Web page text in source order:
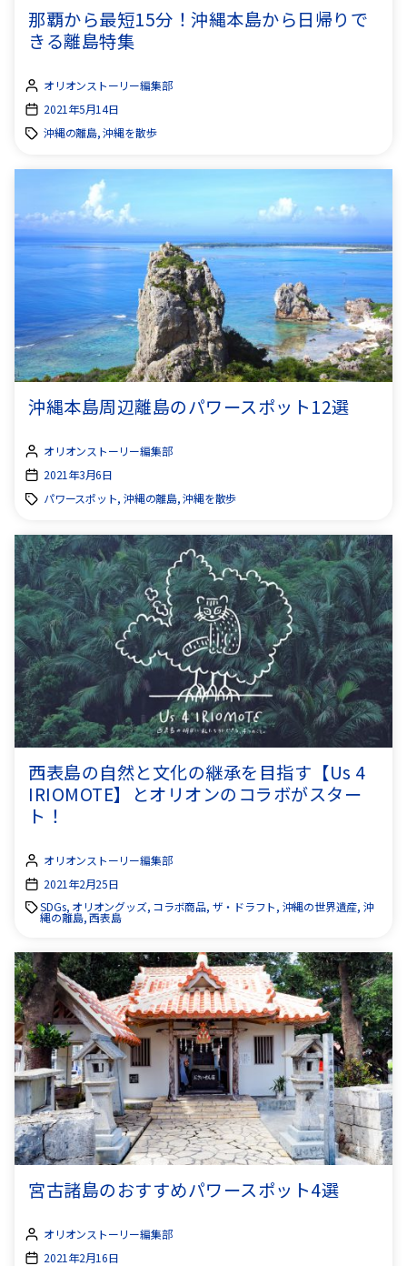
那覇から最短15分！沖縄本島から日帰りで
きる離島特集
オリオンストーリー編集部
2021年5月14日
沖縄の離島, 沖縄を散歩
沖縄本島周辺離島のパワースポット12選
オリオンストーリー編集部
2021年3月6日
パワースポット, 沖縄の離島, 沖縄を散歩
西表島の自然と文化の継承を目指す【Us 4
IRIOMOTE】とオリオンのコラボがスター
ト！
オリオンストーリー編集部
2021年2月25日
SDGs, オリオングッズ, コラボ商品, ザ・ドラフト, 沖縄の世界遺産, 沖
縄の離島, 西表島
宮古諸島のおすすめパワースポット4選
オリオンストーリー編集部
2021年2月16日